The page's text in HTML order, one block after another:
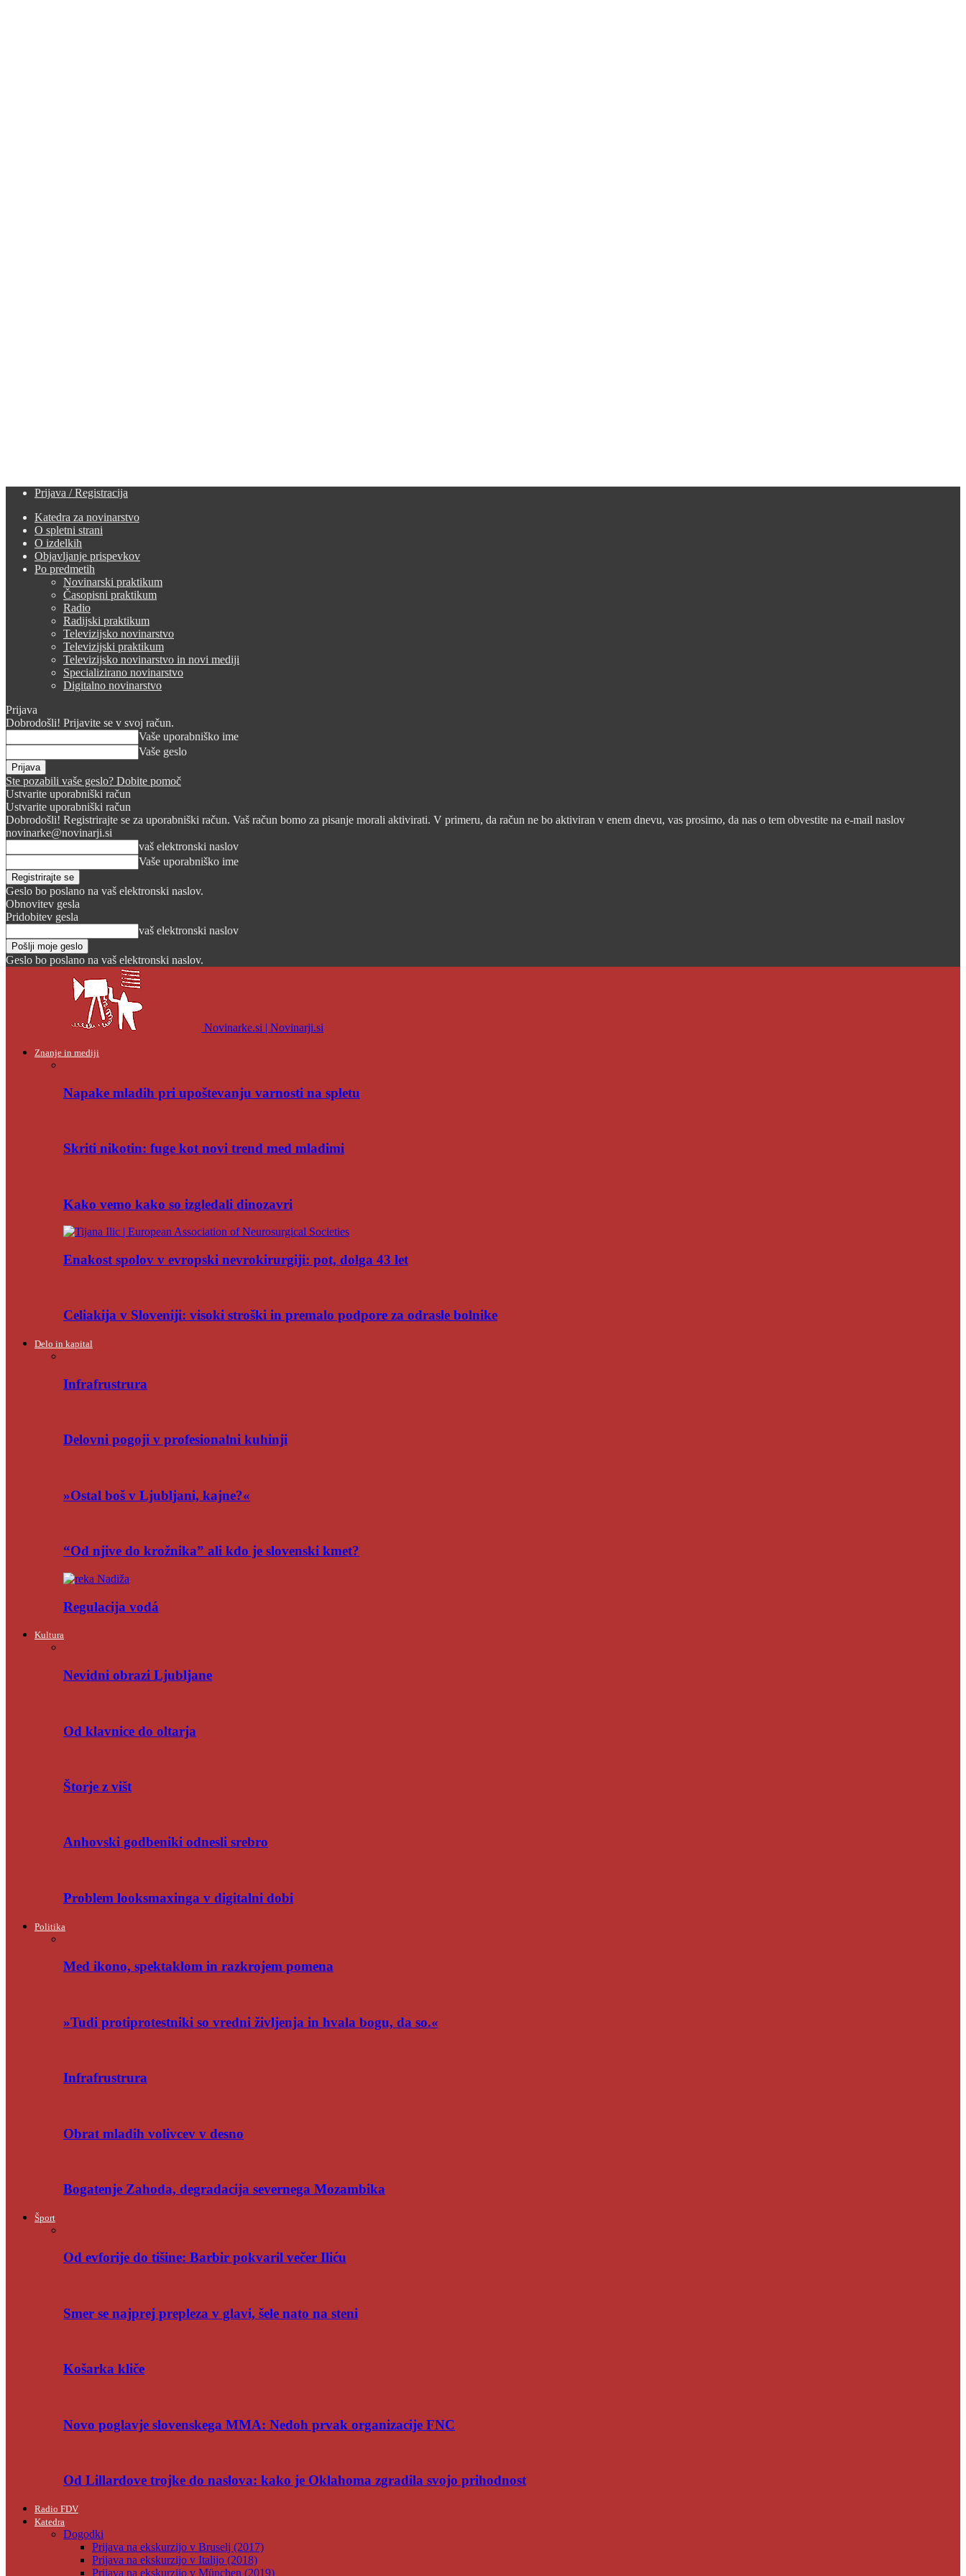
Prijava / Registracija
Katedra za novinarstvo
O spletni strani
O izdelkih
Objavljanje prispevkov
Po predmetih
Novinarski praktikum
Časopisni praktikum
Radio
Radijski praktikum
Televizijsko novinarstvo
Televizijski praktikum
Televizijsko novinarstvo in novi mediji
Specializirano novinarstvo
Digitalno novinarstvo
Prijava
Dobrodošli! Prijavite se v svoj račun.
Vaše uporabniško ime
Vaše geslo
Ste pozabili vaše geslo? Dobite pomoč
Ustvarite uporabniški račun
Ustvarite uporabniški račun
Dobrodošli! Registrirajte se za uporabniški račun. Vaš račun bomo za pisanje morali aktivirati. V primeru, da račun ne bo aktiviran v enem dnevu, vas prosimo, da nas o tem obvestite na e-mail naslov
novinarke@novinarji.si
vaš elektronski naslov
Vaše uporabniško ime
Geslo bo poslano na vaš elektronski naslov.
Obnovitev gesla
Pridobitev gesla
vaš elektronski naslov
Geslo bo poslano na vaš elektronski naslov.
Novinarke.si | Novinarji.si
Znanje in mediji
Napake mladih pri upoštevanju varnosti na spletu
Skriti nikotin: fuge kot novi trend med mladimi
Kako vemo kako so izgledali dinozavri
Enakost spolov v evropski nevrokirurgiji: pot, dolga 43 let
Celiakija v Sloveniji: visoki stroški in premalo podpore za odrasle bolnike
Delo in kapital
Infrafrustrura
Delovni pogoji v profesionalni kuhinji
»Ostal boš v Ljubljani, kajne?«
“Od njive do krožnika” ali kdo je slovenski kmet?
Regulacija vodá
Kultura
Nevidni obrazi Ljubljane
Od klavnice do oltarja
Štorje z višt
Anhovski godbeniki odnesli srebro
Problem looksmaxinga v digitalni dobi
Politika
Med ikono, spektaklom in razkrojem pomena
»Tudi protiprotestniki so vredni življenja in hvala bogu, da so.«
Infrafrustrura
Obrat mladih volivcev v desno
Bogatenje Zahoda, degradacija severnega Mozambika
Šport
Od evforije do tišine: Barbir pokvaril večer Iliću
Smer se najprej prepleza v glavi, šele nato na steni
Košarka kliče
Novo poglavje slovenskega MMA: Nedoh prvak organizacije FNC
Od Lillardove trojke do naslova: kako je Oklahoma zgradila svojo prihodnost
Radio FDV
Katedra
Dogodki
Prijava na ekskurzijo v Bruselj (2017)
Prijava na ekskurzijo v Italijo (2018)
Prijava na ekskurzijo v München (2019)